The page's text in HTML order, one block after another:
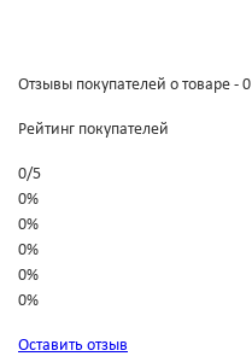
Отзывы покупателей о товаре - 0
Рейтинг покупателей
0/5
0%
0%
0%
0%
0%
Оставить отзыв